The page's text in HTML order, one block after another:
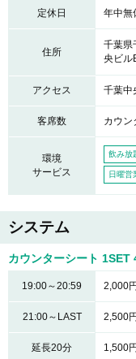
定休日 年中無
住所
千葉
央ビル
アクセス 千葉中
客席数 カウン
環境
サービス
飲み放
日曜営
システム
カウンターシート 1SET
19:00～20:59 2,000円
21:00～LAST 2,500円
延長20分 1,500円